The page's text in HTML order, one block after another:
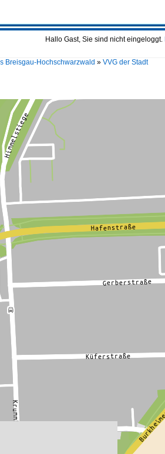
Hallo Gast, Sie sind nicht eingeloggt.
Breisgau-Hochschwarzwald » VVG der Stadt